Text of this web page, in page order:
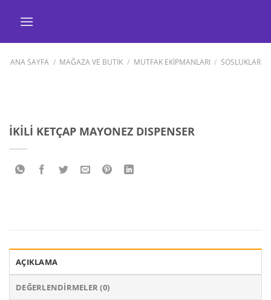
ANA SAYFA / MAĞAZA VE BUTİK / MUTFAK EKİPMANLARI / SOSLUKLAR
İKİLİ KETÇAP MAYONEZ DISPENSER
AÇIKLAMA
DEĞERLENDIRMELER (0)